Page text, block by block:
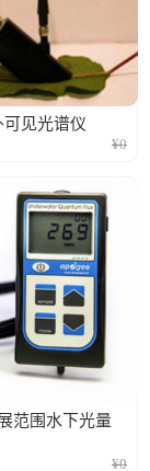
可见光谱仪
¥0
范围水下光量
¥0